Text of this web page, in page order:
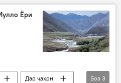
Ёри
Дар ҷаҳон
Боз 3